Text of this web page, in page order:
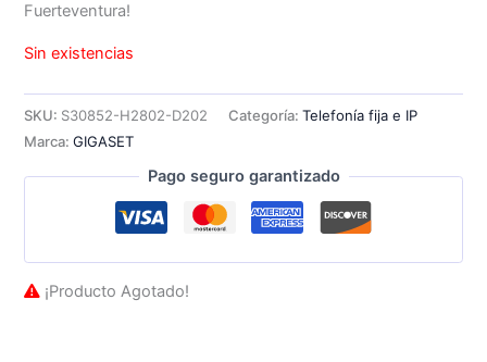
Fuerteventura!
Sin existencias
SKU: S30852-H2802-D202 Categoría:Telefonía fija e IP
Marca:GIGASET
Pago seguro garantizado
¡Producto Agotado!